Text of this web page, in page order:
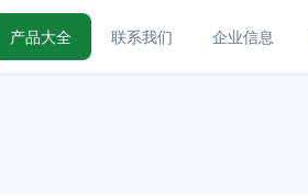
产品大全 联系我们 企业信息